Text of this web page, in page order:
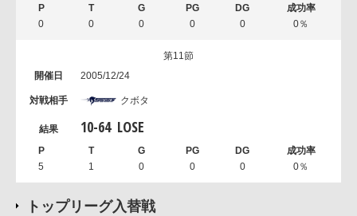
0 0 0 0 0 0％
第11節
2005/12/24
クボタ
10-64 LOSE
5 1 0 0 0 0％
トップリーグ入替戦